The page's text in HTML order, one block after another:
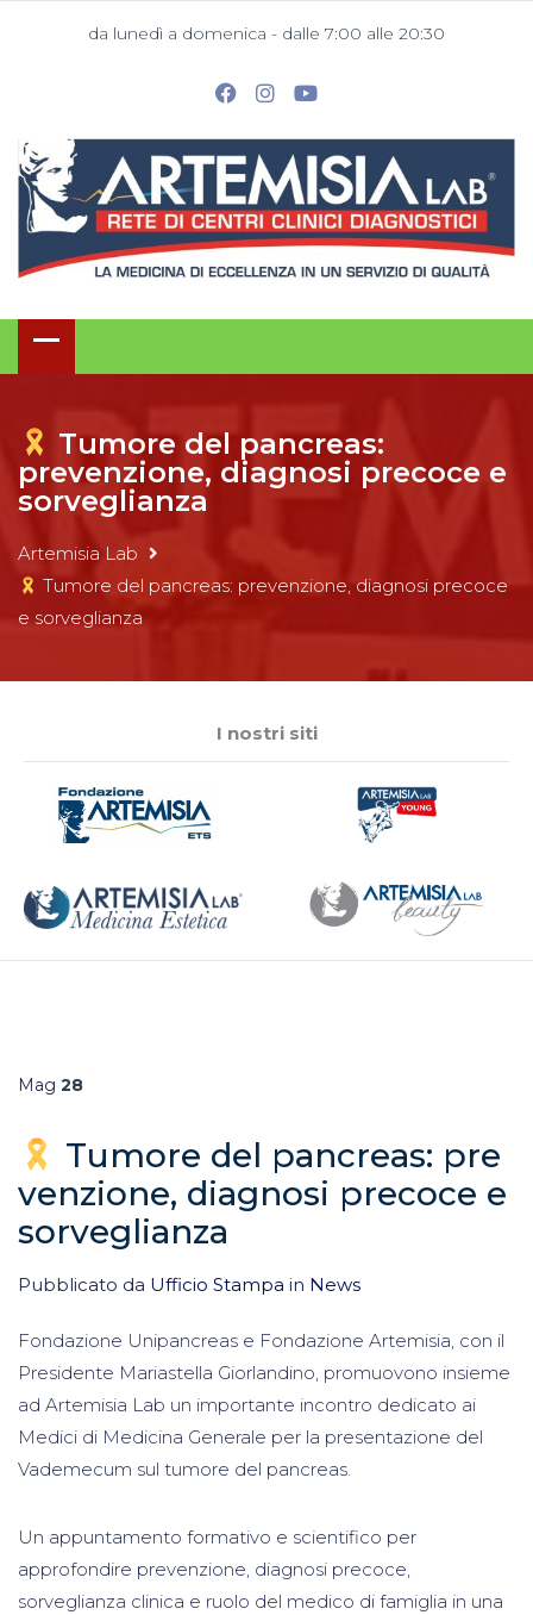
da lunedì a domenica - dalle 7:00 alle 20:30
Tumore del pancreas:
prevenzione, diagnosi precoce e
sorveglianza
Artemisia Lab
Tumore del pancreas: prevenzione, diagnosi precoce
e sorveglianza
I nostri siti
Mag 28
Tumore del pancreas: pre
venzione, diagnosi precoce e
sorveglianza
Pubblicato da Ufficio Stampa in News
Fondazione Unipancreas e Fondazione Artemisia, con il
Presidente Mariastella Giorlandino, promuovono insieme
ad Artemisia Lab un importante incontro dedicato ai
Medici di Medicina Generale per la presentazione del
Vademecum sul tumore del pancreas.
Un appuntamento formativo e scientifico per
approfondire prevenzione, diagnosi precoce,
sorveglianza clinica e ruolo del medico di famiglia in una